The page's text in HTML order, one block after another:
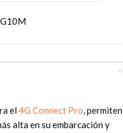
el4G Connect Pro, permiten
alta en su embarcación y